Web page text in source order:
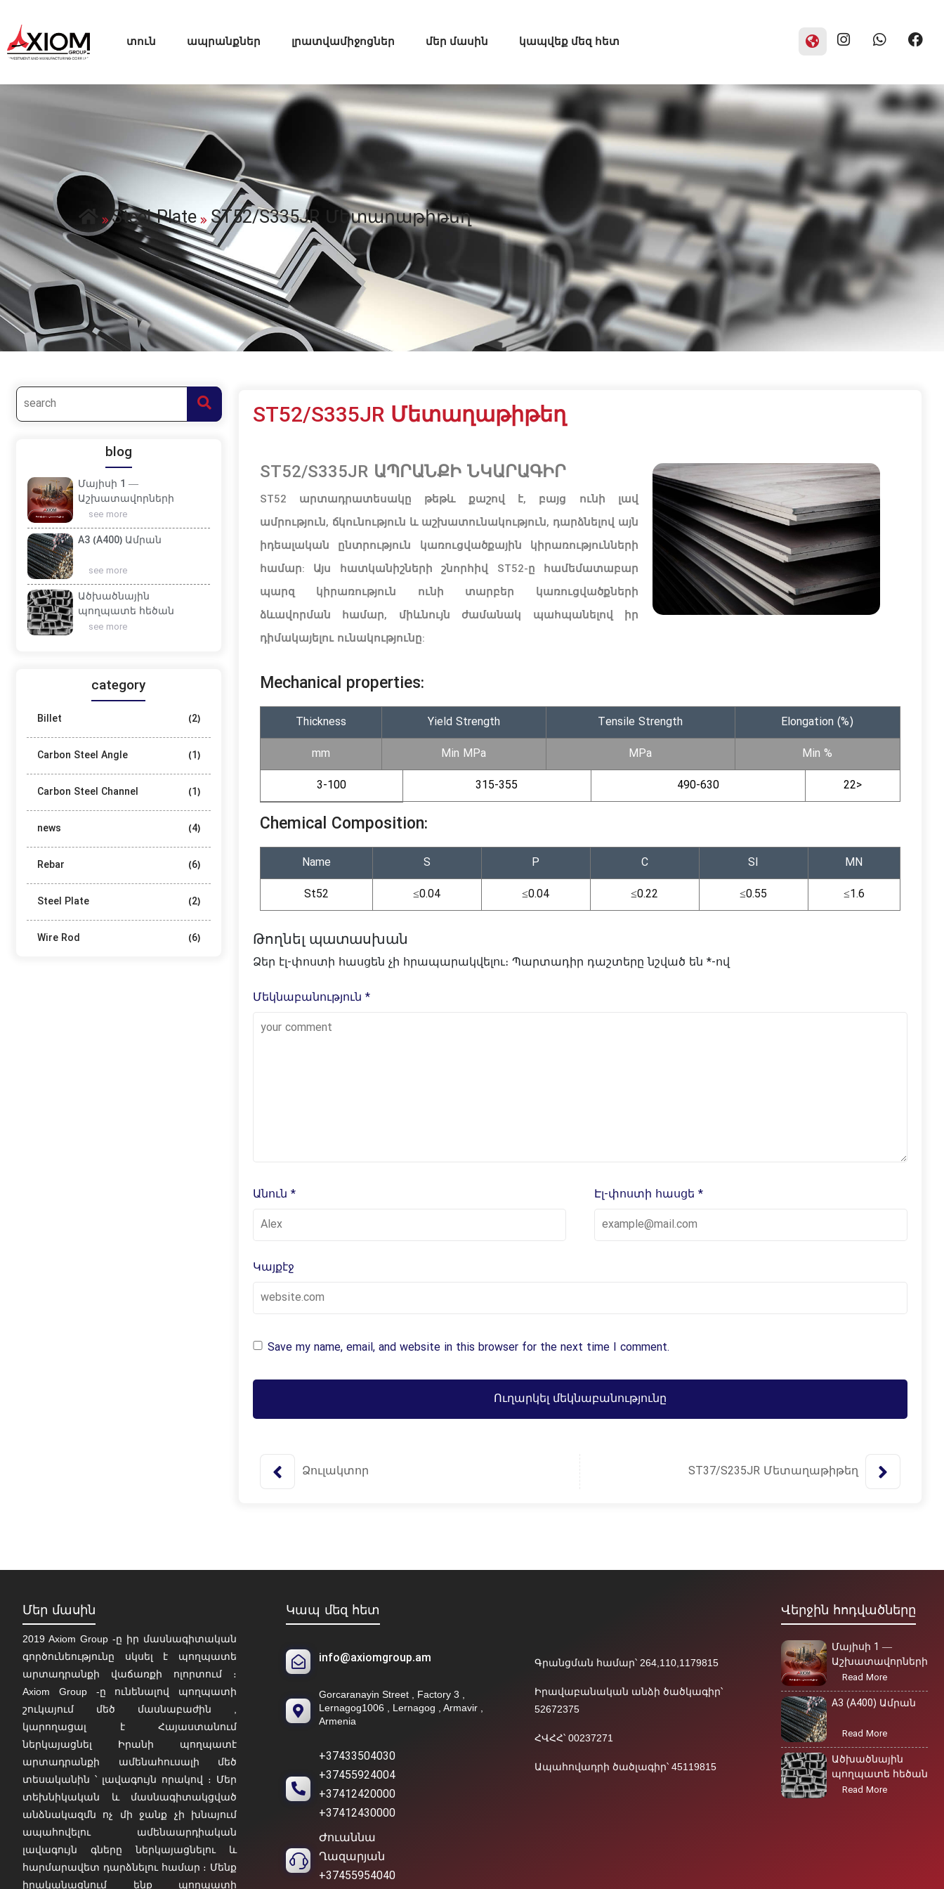
տուն ապրանքներ լրատվամիջոցներ մեր մասին կապվեք մեզ հետ
Steel Plate ST52/S335JR Մետաղաթիթեղ
blog
Մայիսի 1 —
Աշխատավորների
միջազգային օր
see more
A3 (A400) Ամրան
see more
Ածխածնային
պողպատե հեծան
see more
category
Billet (2)
Carbon Steel Angle (1)
Carbon Steel Channel (1)
news (4)
Rebar (6)
Steel Plate (2)
Wire Rod (6)
ST52/S335JR Մետաղաթիթեղ
ST52/S335JR ԱՊՐԱՆՔԻ ՆԿԱՐԱԳԻՐ
ST52 արտադրատեսակը թեթև քաշով է, բայց ունի
լավ
ամրություն, ճկունություն և աշխատունակություն, դարձնելով այն
իդեալական
ընտրություն կառուցվածքային
կիրառությունների
համար: Այս հատկանիշների շնորհիվST52-ը համեմատաբար
պարզ կիրառություն ունի տարբեր
կառուցվածքների
ձևավորման համար, միևնույն ժամանակ պահպանելով
իր
դիմակայելու ունակությունը:
Mechanical properties:
Thickness Yield Strength Tensile Strength Elongation (%)
mm Min MPa MPa Min %
3-100 315-355 490-630 22>
Chemical Composition:
Name S P C SI MN
St52 ≤0.04 ≤0.04 ≤0.22 ≤0.55 ≤1.6
Թողնել պատասխան
Ձեր էլ-փոստի հասցեն չի հրապարակվելու։ Պարտադիր դաշտերը նշված են *-ով
Մեկնաբանություն *
Անուն * Էլ-փոստի հասցե *
Կայքէջ
Save my name, email, and website in this browser for the next time I comment.
Ձուլակտոր ST37/S235JR Մետաղաթիթեղ
Մեր մասին
2019 Axiom Group -ը իր մասնագիտական
գործունեությունը սկսել է պողպատե
արտադրանքի վաճառքի ոլորտում ։
Axiom Group -ը ունենալով պողպատի
շուկայում մեծ մասնաբաժին ,
կարողացալ է Հայաստանում
ներկայացնել Իրանի պողպատէ
արտադրանքի ամենահուսալի մեծ
տեսականին ՝ լավագույն որակով ։ Մեր
տեխնիկական և մասնագիտակցված
անձնակազմն ոչ մի ջանք չի խնայում
ապահովելու ամենաարդիական
լավագույն գները ներկայացնելու և
հարմարավետ դարձնելու համար ։ Մենք
իրականացնում ենք պողպատի
Կապ մեզ հետ
info@axiomgroup.am
Gorcaranayin Street , Factory 3 ,
Lernagog1006 , Lernagog , Armavir ,
Armenia
+37433504030
+37455924004
+37412420000
+37412430000
Ժուաննա
Ղազարյան
+37455954040
Գրանցման համար՝ 264,110,1179815
Իրավաբանական անձի ծածկագիր՝
52672375
ՀՎՀՀ՝ 00237271
Ապահովադրի ծածլագիր՝ 45119815
Վերջին հոդվածները
Մայիսի 1 —
Աշխատավորների
միջազգային օր
Read More
A3 (A400) Ամրան
Read More
Ածխածնային
պողպատե հեծան
Read More